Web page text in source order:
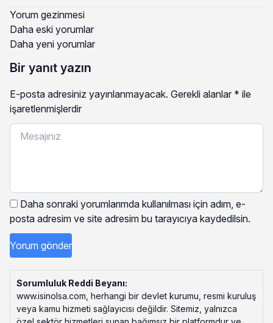
Yorum gezinmesi
Daha eski yorumlar
Daha yeni yorumlar
Bir yanıt yazın
E-posta adresiniz yayınlanmayacak. Gerekli alanlar * ile
işaretlenmişlerdir
Daha sonraki yorumlarımda kullanılması için adım, e-
posta adresim ve site adresim bu tarayıcıya kaydedilsin.
Sorumluluk Reddi Beyanı:
www.isinolsa.com, herhangi bir devlet kurumu, resmi kuruluş
veya kamu hizmeti sağlayıcısı değildir. Sitemiz, yalnızca